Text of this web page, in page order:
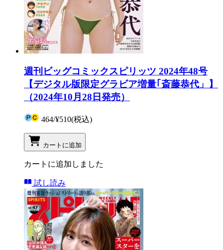
週刊ビッグコミックスピリッツ 2024年48号
【デジタル版限定グラビア増量｢斎藤恭代」】
（2024年10月28日発売）
464/¥510(税込)
カートに追加
カートに追加しました
試し読み